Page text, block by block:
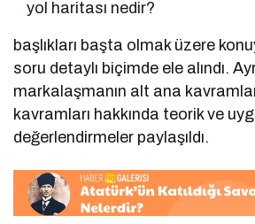
yol haritası nedir?
başlıkları başta olmak üzere
soru detaylı biçimde ele alındı.
markalaşmanın alt ana
kavramları hakkında teorik ve
değerlendirmeler paylaşıldı.